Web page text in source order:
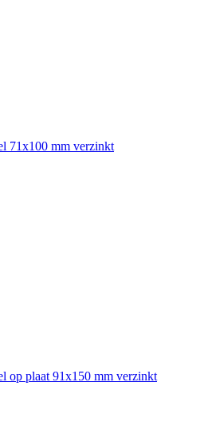
71x100 mm verzinkt
op plaat 91x150 mm verzinkt